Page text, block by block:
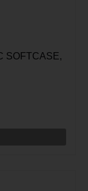
SOFTCASE,